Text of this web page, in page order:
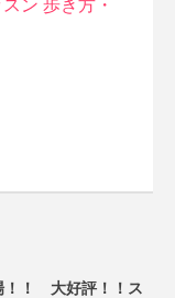
ン 歩き方・
！！ 大好評！！ス